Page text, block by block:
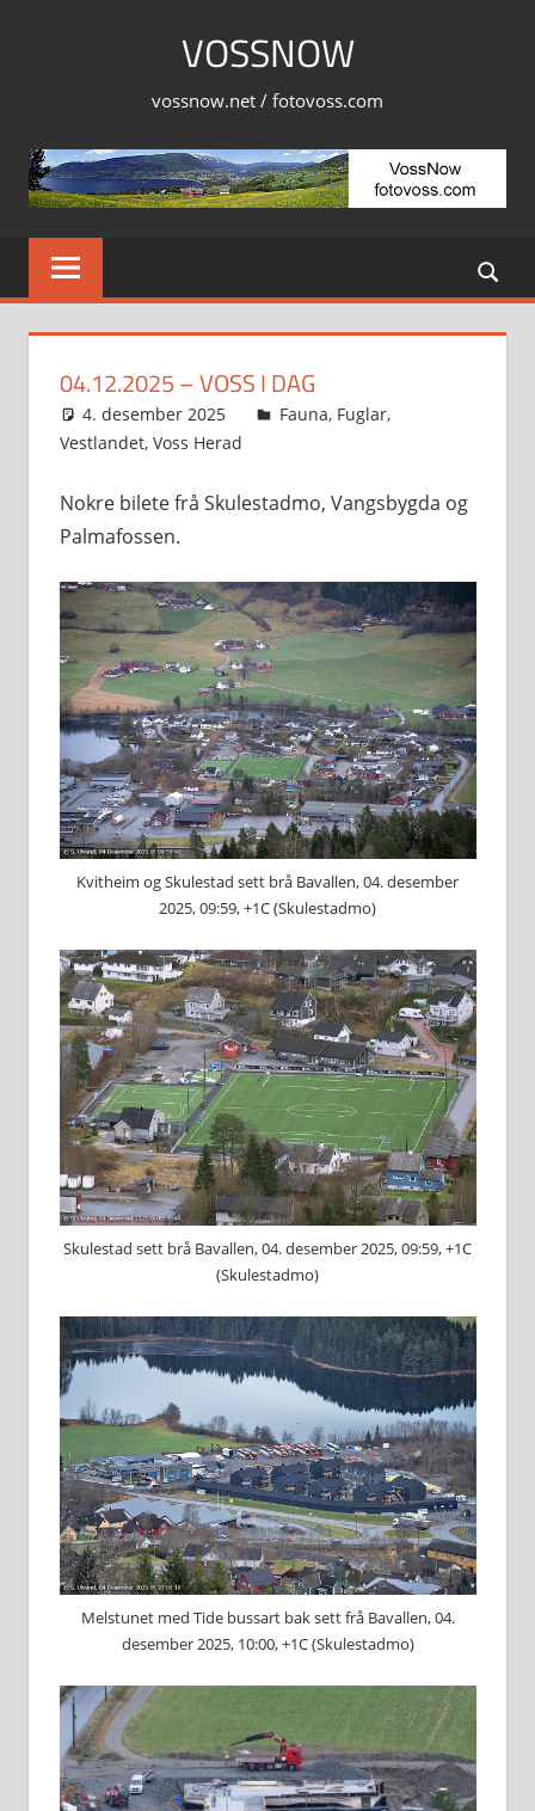
VOSSNOW
vossnow.net / fotovoss.com
04.12.2025 – VOSS I DAG
4. desember 2025 Svein
Fauna, Fuglar,
Vestlandet, Voss Herad
Nokre bilete frå Skulestadmo, Vangsbygda og
Palmafossen.
Kvitheim og Skulestad sett brå Bavallen, 04. desember
2025, 09:59, +1C (Skulestadmo)
Skulestad sett brå Bavallen, 04. desember 2025, 09:59, +1C
(Skulestadmo)
Melstunet med Tide bussart bak sett frå Bavallen, 04.
desember 2025, 10:00, +1C (Skulestadmo)